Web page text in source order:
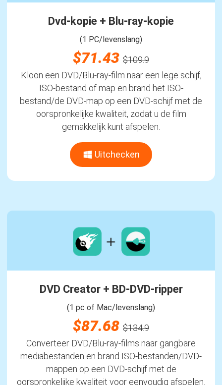
Dvd-kopie + Blu-ray-kopie
(1 PC/levenslang)
$71.43 $109.9
Kloon een DVD/Blu-ray-film naar een lege schijf,
ISO-bestand of map en brand het ISO-
bestand/de DVD-map op een DVD-schijf met de
oorspronkelijke kwaliteit, zodat u de film
gemakkelijk kunt afspelen.
Uitchecken
DVD Creator + BD-DVD-ripper
(1 pc of Mac/levenslang)
$87.68 $134.9
Converteer DVD/Blu-ray-films naar gangbare
mediabestanden en brand ISO-bestanden/DVD-
mappen op een DVD-schijf met de
oorspronkelijke kwaliteit voor eenvoudig afspelen.